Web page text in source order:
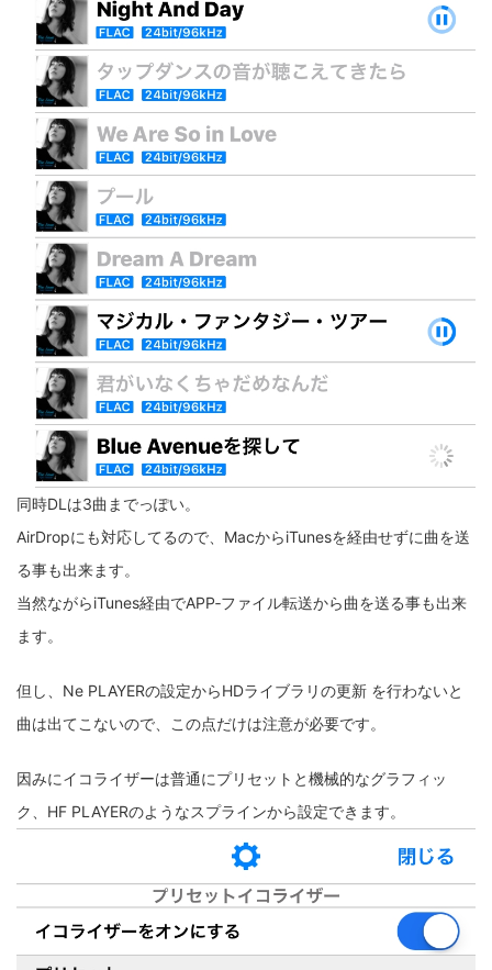
同時DLは3曲までっぽい。
AirDropにも対応してるので、MacからiTunesを経由せずに曲を送
る事も出来ます。
当然ながらiTunes経由でAPP‐ファイル転送から曲を送る事も出来
ます。
但し、Ne PLAYERの設定からHDライブラリの更新 を行わないと
曲は出てこないので、この点だけは注意が必要です。
因みにイコライザーは普通にプリセットと機械的なグラフィッ
ク、HF PLAYERのようなスプラインから設定できます。